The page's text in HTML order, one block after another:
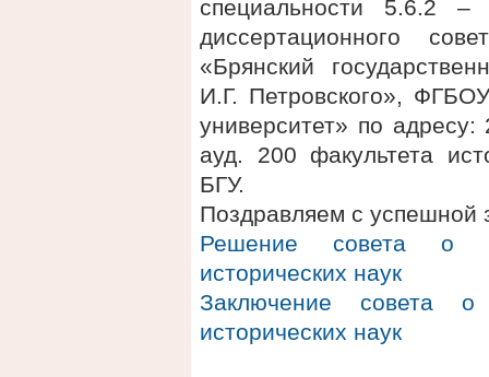
специальности 5.6.2
диссертационного
«Брянский
И.Г. Петровского»,
университет» по
ауд. 200 факультета
БГУ.
Поздравляем с успешной
Решение совета о
исторических наук
Заключение совета о
исторических наук